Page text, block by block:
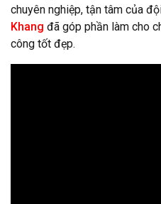
chuyên nghiệp, tận tâm của
Khang đã góp phần làm cho
công tốt đẹp.